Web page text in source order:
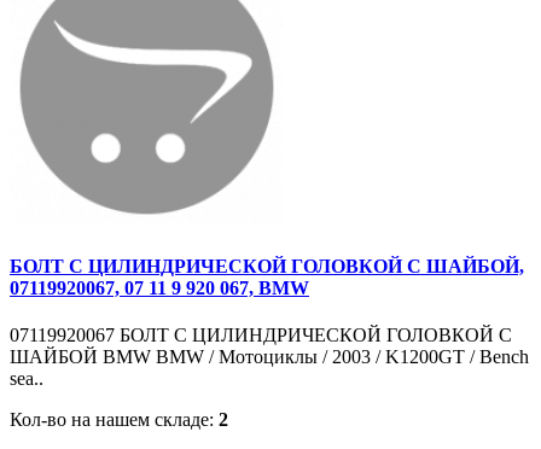
БОЛТ С ЦИЛИНДРИЧЕСКОЙ ГОЛОВКОЙ С ШАЙБОЙ,
07119920067, 07 11 9 920 067, BMW
07119920067 БОЛТ С ЦИЛИНДРИЧЕСКОЙ ГОЛОВКОЙ С
ШАЙБОЙ BMW BMW / Мотоциклы / 2003 / K1200GT / Bench
sea..
Кол-во на нашем складе: 2